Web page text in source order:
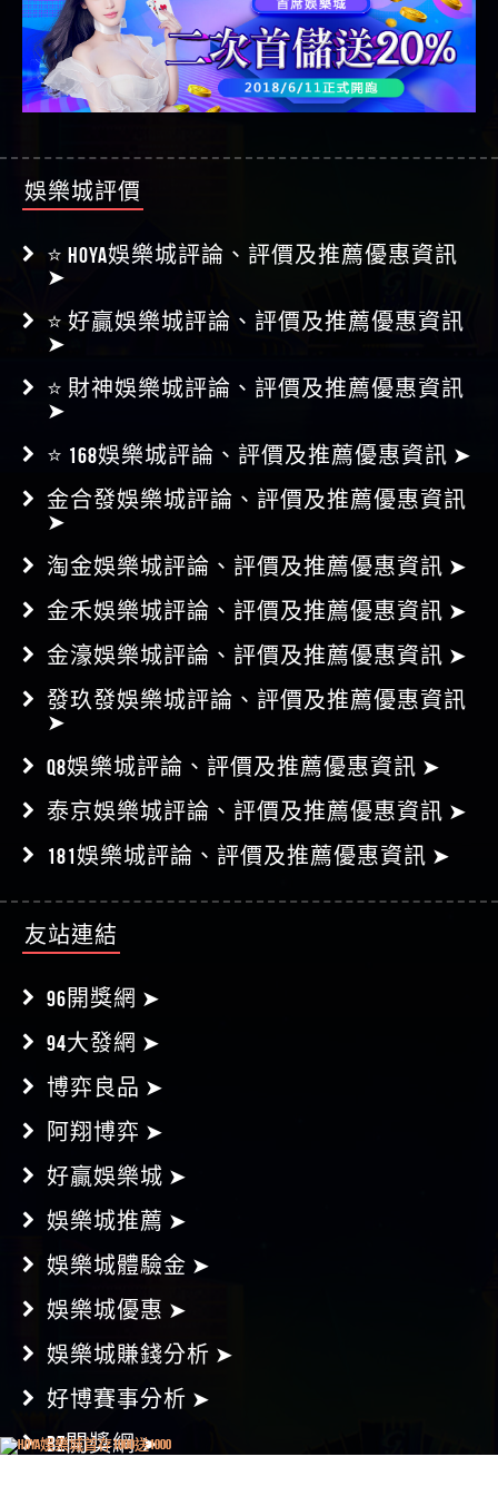
娛樂城評價
⭐ HOYA娛樂城評論、評價及推薦優惠資訊
➤
⭐ 好贏娛樂城評論、評價及推薦優惠資訊
➤
⭐ 財神娛樂城評論、評價及推薦優惠資訊
➤
⭐ 168娛樂城評論、評價及推薦優惠資訊 ➤
金合發娛樂城評論、評價及推薦優惠資訊
➤
淘金娛樂城評論、評價及推薦優惠資訊 ➤
金禾娛樂城評論、評價及推薦優惠資訊 ➤
金濠娛樂城評論、評價及推薦優惠資訊 ➤
發玖發娛樂城評論、評價及推薦優惠資訊
➤
Q8娛樂城評論、評價及推薦優惠資訊 ➤
泰京娛樂城評論、評價及推薦優惠資訊 ➤
181娛樂城評論、評價及推薦優惠資訊 ➤
友站連結
96開獎網 ➤
94大發網 ➤
博弈良品 ➤
阿翔博弈 ➤
好贏娛樂城 ➤
娛樂城推薦 ➤
娛樂城體驗金 ➤
娛樂城優惠 ➤
娛樂城賺錢分析 ➤
好博賽事分析 ➤
BZ開獎網 ➤